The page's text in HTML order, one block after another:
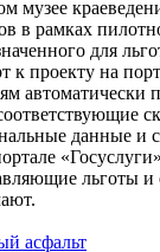
музее
в рамках
для
к проекту на
автоматически
данные и
льготы и